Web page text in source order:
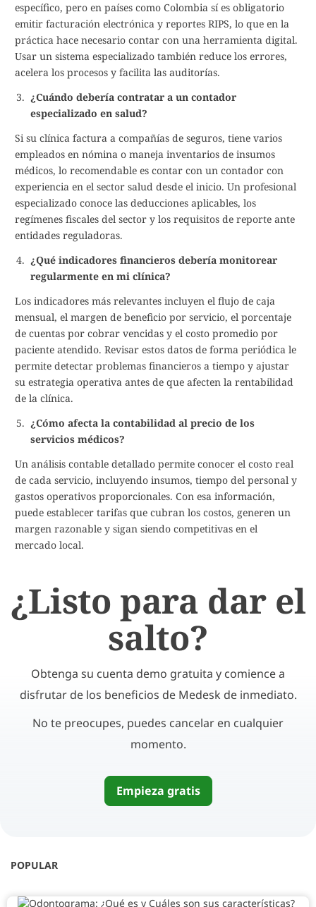
específico, pero en países como Colombia sí es obligatorio
emitir facturación electrónica y reportes RIPS, lo que en la
práctica hace necesario contar con una herramienta digital.
Usar un sistema especializado también reduce los errores,
acelera los procesos y facilita las auditorías.
¿Cuándo debería contratar a un contador
especializado en salud?
Si su clínica factura a compañías de seguros, tiene varios
empleados en nómina o maneja inventarios de insumos
médicos, lo recomendable es contar con un contador con
experiencia en el sector salud desde el inicio. Un profesional
especializado conoce las deducciones aplicables, los
regímenes fiscales del sector y los requisitos de reporte ante
entidades reguladoras.
¿Qué indicadores financieros debería monitorear
regularmente en mi clínica?
Los indicadores más relevantes incluyen el flujo de caja
mensual, el margen de beneficio por servicio, el porcentaje
de cuentas por cobrar vencidas y el costo promedio por
paciente atendido. Revisar estos datos de forma periódica le
permite detectar problemas financieros a tiempo y ajustar
su estrategia operativa antes de que afecten la rentabilidad
de la clínica.
¿Cómo afecta la contabilidad al precio de los
servicios médicos?
Un análisis contable detallado permite conocer el costo real
de cada servicio, incluyendo insumos, tiempo del personal y
gastos operativos proporcionales. Con esa información,
puede establecer tarifas que cubran los costos, generen un
margen razonable y sigan siendo competitivas en el
mercado local.
¿Listo para dar el
salto?
Obtenga su cuenta demo gratuita y comience a
disfrutar de los beneficios de Medesk de inmediato.
No te preocupes, puedes cancelar en cualquier
momento.
Empieza gratis
POPULAR